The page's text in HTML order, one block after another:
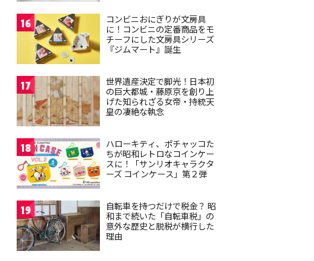
16
コンビニおにぎりが文房具
に！コンビニの定番商品をモ
チーフにした文房具シリーズ
『ジムマート』誕生
17
世界遺産決定で脚光！日本初
の巨大都城・藤原京を創り上
げた知られざる女帝・持統天
皇の凄絶な執念
18
ハローキティ、ポチャッコた
ちが昭和レトロなコインケー
スに！「サンリオキャラクタ
ーズ コインケース」第２弾
19
自転車を持つだけで税金？ 昭
和まで続いた「自転車税」の
意外な歴史と脱税が横行した
理由